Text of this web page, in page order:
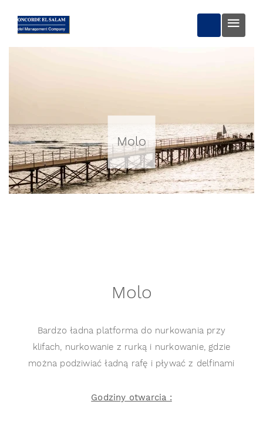
REZERWUJ
Molo
Molo
Bardzo ładna platforma do nurkowania przy
klifach, nurkowanie z rurką i nurkowanie, gdzie
można podziwiać ładną rafę i pływać z delfinami
Godziny otwarcia :